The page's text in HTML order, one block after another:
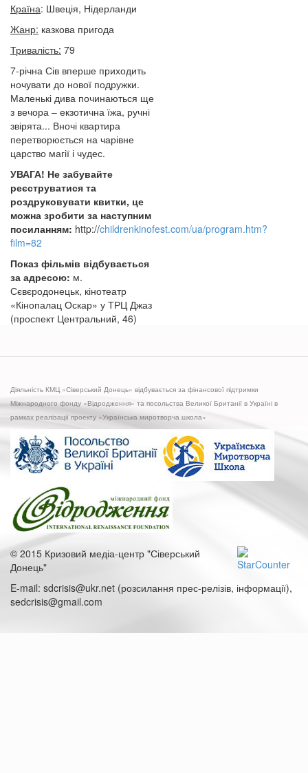
Країна: Швеція, Нідерланди
Жанр: казкова пригода
Тривалість: 79
7-річна Сів вперше приходить
ночувати до нової подружки.
Маленькі дива починаються ще
з вечора – екзотична їжа, ручні
звірята... Вночі квартира
перетворюється на чарівне
царство магії і чудес.
УВАГА! Не забувайте
реєструватися та
роздруковувати квитки, це
можна зробити за наступним
посиланням: http://childrenkinofest.com/ua/program.htm?
film=82
Показ фільмів відбувається
за адресою: м.
Сєвєродонецьк, кінотеатр
«Кінопалац Оскар» у ТРЦ Джаз
(проспект Центральний, 46)
Діяльність КМЦ «Сіверський Донець» відбувається за фінансової підтримки
Міжнародного фонду «Відродження» та посольства Великої Британії в Україні в
рамках реалізації проекту «Українська миротворча школа»
© 2015 Кризовий медіа-центр "Сіверський
Донець"
E-mail: sdcrisis@ukr.net (розсилання прес-релізів, інформації),
sedcrisis@gmail.com